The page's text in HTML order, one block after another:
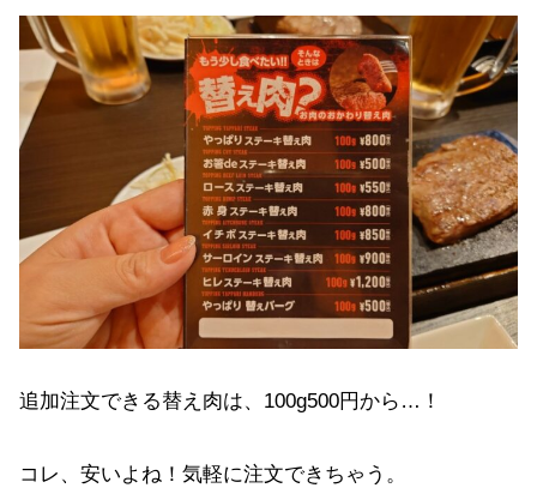
追加注文できる替え肉は、100g500円から…！
コレ、安いよね！気軽に注文できちゃう。